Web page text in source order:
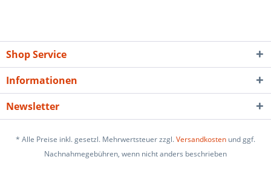
Shop Service
Informationen
Newsletter
* Alle Preise inkl. gesetzl. Mehrwertsteuer zzgl.Versandkosten und ggf.
Nachnahmegebühren, wenn nicht anders beschrieben